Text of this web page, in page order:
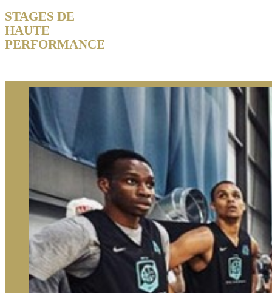
STAGES DE
HAUTE
PERFORMANCE